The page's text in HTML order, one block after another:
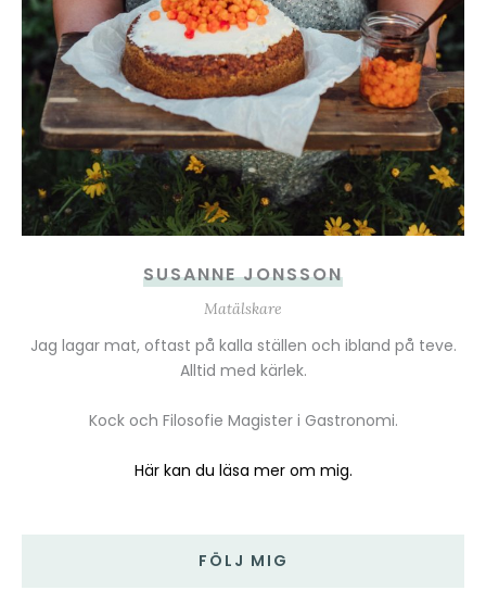
SUSANNE JONSSON
Matälskare
Jag lagar mat, oftast på kalla ställen och ibland på teve.
Alltid med kärlek.
Kock och Filosofie Magister i Gastronomi.
Här kan du läsa mer om mig.
FÖLJ MIG